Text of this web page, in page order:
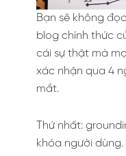
Bạn sẽ không
blog chính thức
cái sự thật mà
xác nhận qua 4
mắt.
Thứ nhất:
khóa người